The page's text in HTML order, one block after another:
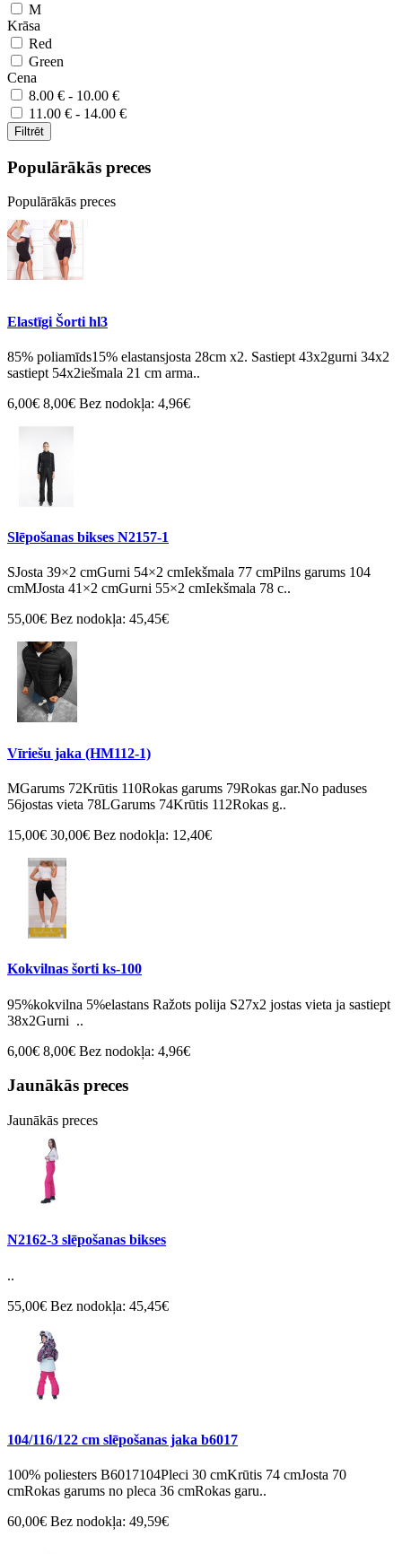
M
Krāsa
Red
Green
Cena
8.00 € - 10.00 €
11.00 € - 14.00 €
Filtrēt
Populārākās preces
Populārākās preces
Elastīgi Šorti hl3
85% poliamīds15% elastansjosta 28cm x2. Sastiept 43x2gurni 34x2
sastiept 54x2iešmala 21 cm arma..
6,00€ 8,00€ Bez nodokļa: 4,96€
Slēpošanas bikses N2157-1
SJosta 39×2 cmGurni 54×2 cmIekšmala 77 cmPilns garums 104
cmMJosta 41×2 cmGurni 55×2 cmIekšmala 78 c..
55,00€ Bez nodokļa: 45,45€
Vīriešu jaka (HM112-1)
MGarums 72Krūtis 110Rokas garums 79Rokas gar.No paduses
56jostas vieta 78LGarums 74Krūtis 112Rokas g..
15,00€ 30,00€ Bez nodokļa: 12,40€
Kokvilnas šorti ks-100
95%kokvilna 5%elastans Ražots polija S27x2 jostas vieta ja sastiept
38x2Gurni ..
6,00€ 8,00€ Bez nodokļa: 4,96€
Jaunākās preces
Jaunākās preces
N2162-3 slēpošanas bikses
..
55,00€ Bez nodokļa: 45,45€
104/116/122 cm slēpošanas jaka b6017
100% poliesters B6017104Pleci 30 cmKrūtis 74 cmJosta 70
cmRokas garums no pleca 36 cmRokas garu..
60,00€ Bez nodokļa: 49,59€